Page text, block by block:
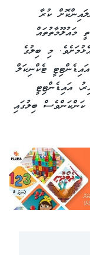
ކުރާ
މައުލޫމާތުތައް
މި ބިލުގެ
ޓެކްނިކަލް
އައިޑެންޓިޓީ
ކަންކަންވެސް ބިލުގައި